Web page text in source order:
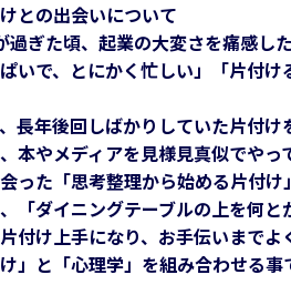
との出会いについて
過ぎた頃、起業の大変さを痛感し
ぱいで、とにかく忙しい」「片付
長年後回しばかりしていた片付け
本やメディアを見様見真似でや
った「思考整理から始める片付
「ダイニングテーブルの上を何
付け上手になり、お手伝いまで
」と「心理学」を組み合わせる事